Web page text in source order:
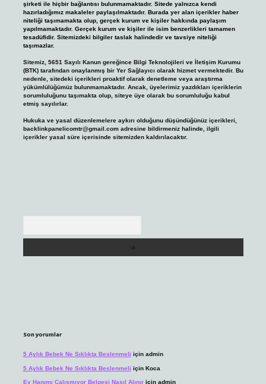
şirketi ile hiçbir bağlantısı bulunmamaktadır. Sitede yalnızca kendi
hazırladığımız makaleler paylaşılmaktadır. Burada yer alan içerikler haber
niteliği taşımamakta olup, gerçek kurum ve kişiler hakkında paylaşım
yapılmamaktadır. Gerçek kurum ve kişiler ile isim benzerlikleri tamamen
tesadüfidir. Sitemizdeki bilgiler taslak halindedir ve tavsiye niteliği
taşımazlar.
Sitemiz, 5651 Sayılı Kanun gereğince Bilgi Teknolojileri ve İletişim Kurumu
(BTK) tarafından onaylanmış bir Yer Sağlayıcı olarak hizmet vermektedir. Bu
nedenle, sitedeki içerikleri proaktif olarak denetleme veya araştırma
yükümlülüğümüz bulunmamaktadır. Ancak, üyelerimiz yazdıkları içeriklerin
sorumluluğunu taşımakta olup, siteye üye olarak bu sorumluluğu kabul
etmiş sayılırlar.
Hukuka ve yasal düzenlemelere aykırı olduğunu düşündüğünüz içerikleri,
backlinkpanelicomtr@gmail.comadresine bildirmeniz halinde, ilgili
içerikler yasal süre içerisinde sitemizden kaldırılacaktır.
Son yorumlar
5 Aylık Bebek Ne Sıklıkta Beslenmeli için admin
5 Aylık Bebek Ne Sıklıkta Beslenmeli için Koca
Ev Hanımı Çalışmıyor Belgesi Nasıl Alınıriçin admin